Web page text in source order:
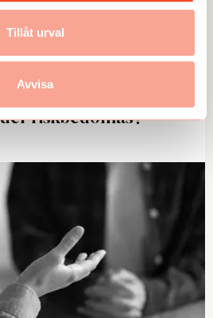
Tillåt urval
Avvisa
riskbedömas?